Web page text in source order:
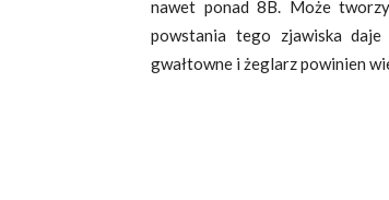
nawet ponad 8B. Może
powstania tego zjawiska
gwałtowne i żeglarz powinien